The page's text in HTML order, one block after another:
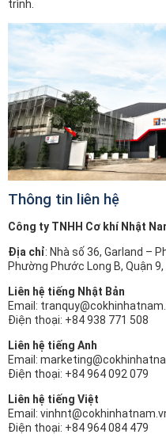
trình.
Thông tin liên hệ
Công ty TNHH Cơ khí Nhật
Địa chỉ: Nhà số 36, Garland –
Phường Phước Long B, Quận
Liên hệ tiếng Nhật Bản
Email:
Điện thoại: +84 938 771 508
Liên hệ tiếng Anh
Email:
Điện thoại: +84 964 092 079
Liên hệ tiếng Việt
Email:
Điện thoại: +84 964 084 479